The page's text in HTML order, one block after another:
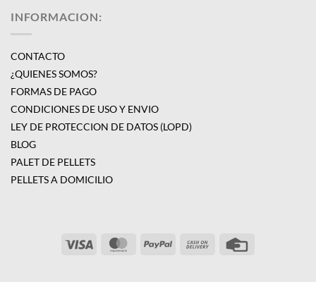
INFORMACION:
CONTACTO
¿QUIENES SOMOS?
FORMAS DE PAGO
CONDICIONES DE USO Y ENVIO
LEY DE PROTECCION DE DATOS (LOPD)
BLOG
PALET DE PELLETS
PELLETS A DOMICILIO
Visa MasterCardPayPal
Cash